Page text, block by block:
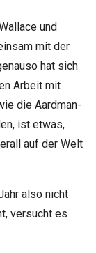
und
mit der
hat sich
Arbeit mit
die Aardman-
ist etwas,
auf der Welt
also nicht
versucht es